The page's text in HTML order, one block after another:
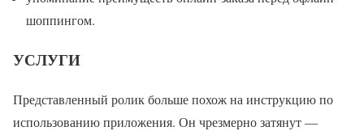
шоппингом.
УСЛУГИ
Представленный ролик больше похож на инструкцию по
использованию приложения. Он чрезмерно затянут —